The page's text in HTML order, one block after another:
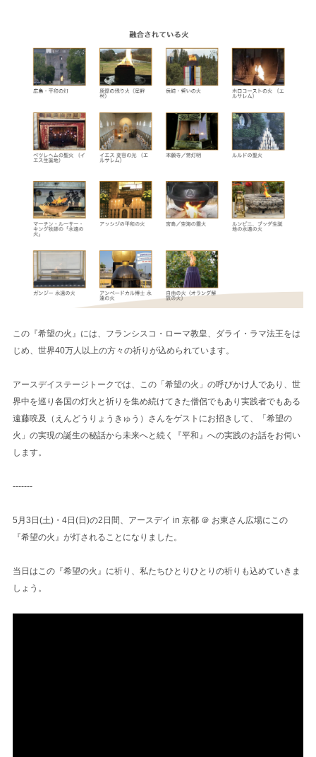
この『希望の火』には、フランシスコ・ローマ教皇、ダライ・ラマ法王をは
じめ、世界40万人以上の方々の祈りが込められています。
アースデイステージトークでは、この「希望の火」の呼びかけ人であり、世
界中を巡り各国の灯火と祈りを集め続けてきた僧侶でもあり実践者でもある
遠藤喨及（えんどうりょうきゅう）さんをゲストにお招きして、「希望の
火」の実現の誕生の秘話から未来へと続く『平和』への実践のお話をお伺い
します。
-------
5月3日(土)・4日(日)の2日間、アースデイ in 京都 ＠ お東さん広場にこの
『希望の火』が灯されることになりました。
当日はこの『希望の火』に祈り、私たちひとりひとりの祈りも込めていきま
しょう。